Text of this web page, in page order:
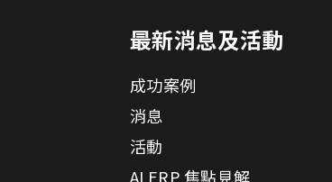
最新消息及活動
成功案例
消息
活動
AI ERP 焦點見解